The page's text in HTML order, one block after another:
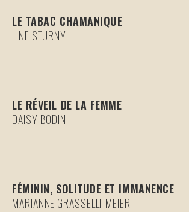
LE TABAC CHAMANIQUE
LINE STURNY
LE RÉVEIL DE LA FEMME
DAISY BODIN
FÉMININ, SOLITUDE ET IMMANENCE
MARIANNE GRASSELLI-MEIER